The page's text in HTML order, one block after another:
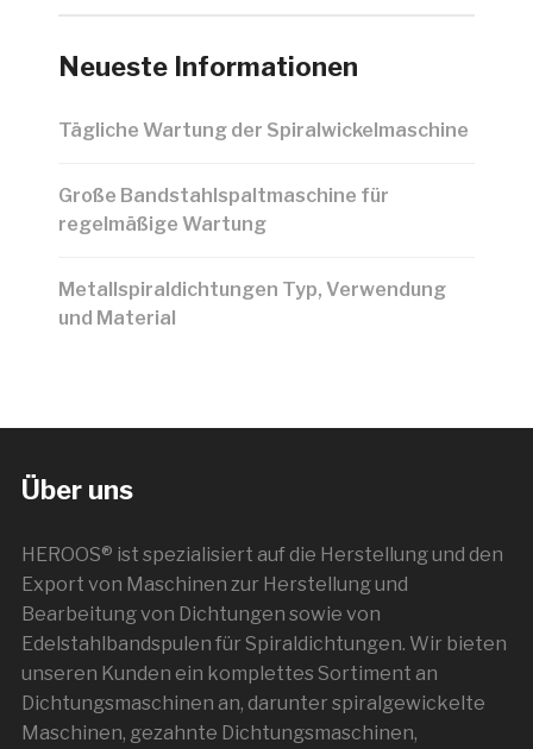
Neueste Informationen
Tägliche Wartung der Spiralwickelmaschine
Große Bandstahlspaltmaschine für
regelmäßige Wartung
Metallspiraldichtungen Typ, Verwendung
und Material
Über uns
HEROOS® ist spezialisiert auf die Herstellung und den
Export von Maschinen zur Herstellung und
Bearbeitung von Dichtungen sowie von
Edelstahlbandspulen für Spiraldichtungen. Wir bieten
unseren Kunden ein komplettes Sortiment an
Dichtungsmaschinen an, darunter spiralgewickelte
Maschinen, gezahnte Dichtungsmaschinen,